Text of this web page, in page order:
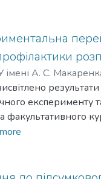
компетентності.
екологічної
учнів навіть в
А. С.
факультативного
щодо
особистісних і
на соціальну